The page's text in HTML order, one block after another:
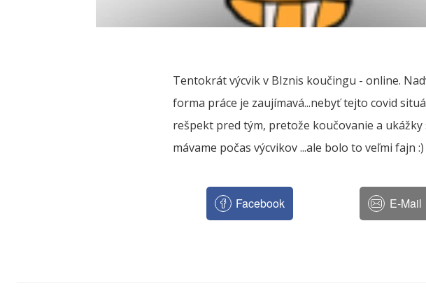
Tentokrát výcvik v BIznis koučingu - online.
forma práce je zaujímavá...nebyť tejto covid
rešpekt pred tým, pretože koučovanie a
mávame počas výcvikov ...ale bolo to veľmi fajn :)
Facebook E-Mail